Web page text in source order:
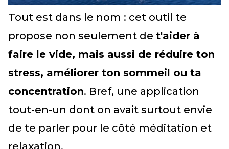
Tout est dans le nom : cet outil te
propose non seulement de t'aider à
faire le vide, mais aussi de réduire ton
stress, améliorer ton sommeil ou ta
concentration. Bref, une application
tout-en-un dont on avait surtout envie
de te parler pour le côté méditation et
relaxation.